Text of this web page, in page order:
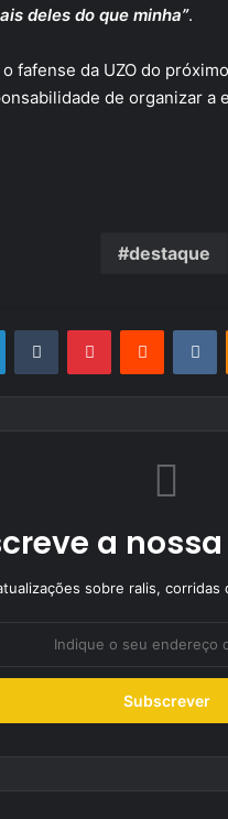
deles do que minha”.
fafense da UZO do
de organizar a
destaque
LinkedInTumblr PinterestReddit
a
sobre ralis,